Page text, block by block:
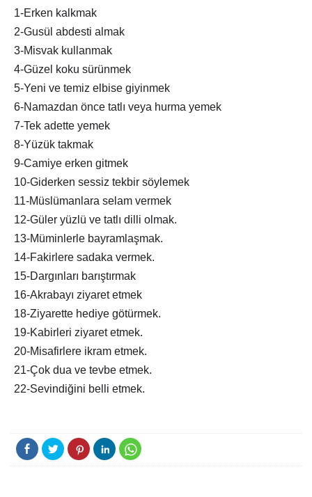
1-Erken kalkmak
2-Gusül abdesti almak
3-Misvak kullanmak
4-Güzel koku sürünmek
5-Yeni ve temiz elbise giyinmek
6-Namazdan önce tatlı veya hurma yemek
7-Tek adette yemek
8-Yüzük takmak
9-Camiye erken gitmek
10-Giderken sessiz tekbir söylemek
11-Müslümanlara selam vermek
12-Güler yüzlü ve tatlı dilli olmak.
13-Müminlerle bayramlaşmak.
14-Fakirlere sadaka vermek.
15-Dargınları barıştırmak
16-Akrabayı ziyaret etmek
18-Ziyarette hediye götürmek.
19-Kabirleri ziyaret etmek.
20-Misafirlere ikram etmek.
21-Çok dua ve tevbe etmek.
22-Sevindiğini belli etmek.